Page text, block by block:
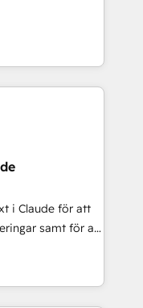
i Claude för att
samt för att